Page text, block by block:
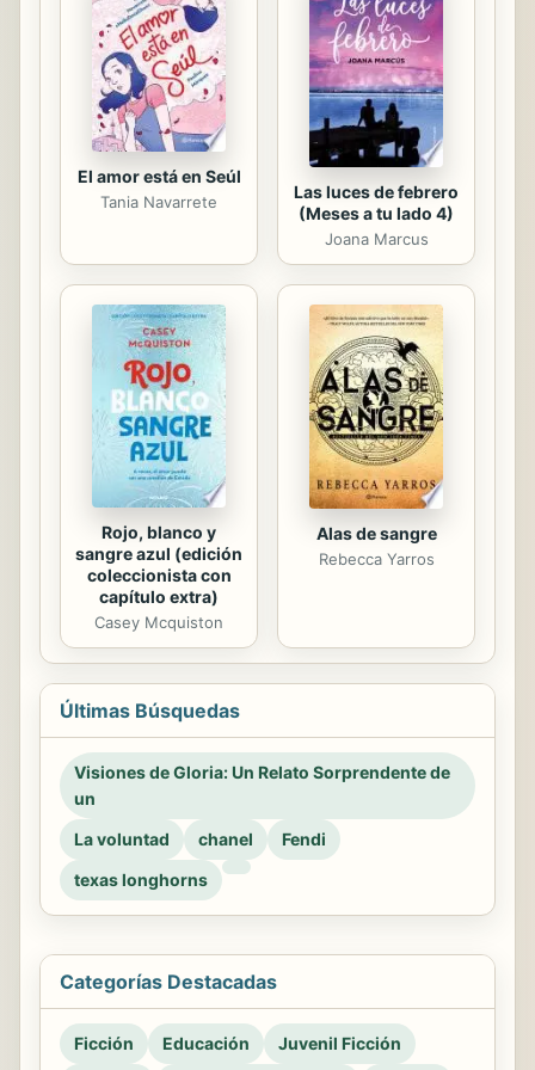
El amor está en Seúl
Tania Navarrete
Las luces de febrero
(Meses a tu lado 4)
Joana Marcus
Rojo, blanco y
sangre azul (edición
coleccionista con
capítulo extra)
Casey Mcquiston
Alas de sangre
Rebecca Yarros
Últimas Búsquedas
Visiones de Gloria: Un Relato Sorprendente de
un
La voluntad
chanel
Fendi
texas longhorns
Categorías Destacadas
Ficción Educación Juvenil Ficción